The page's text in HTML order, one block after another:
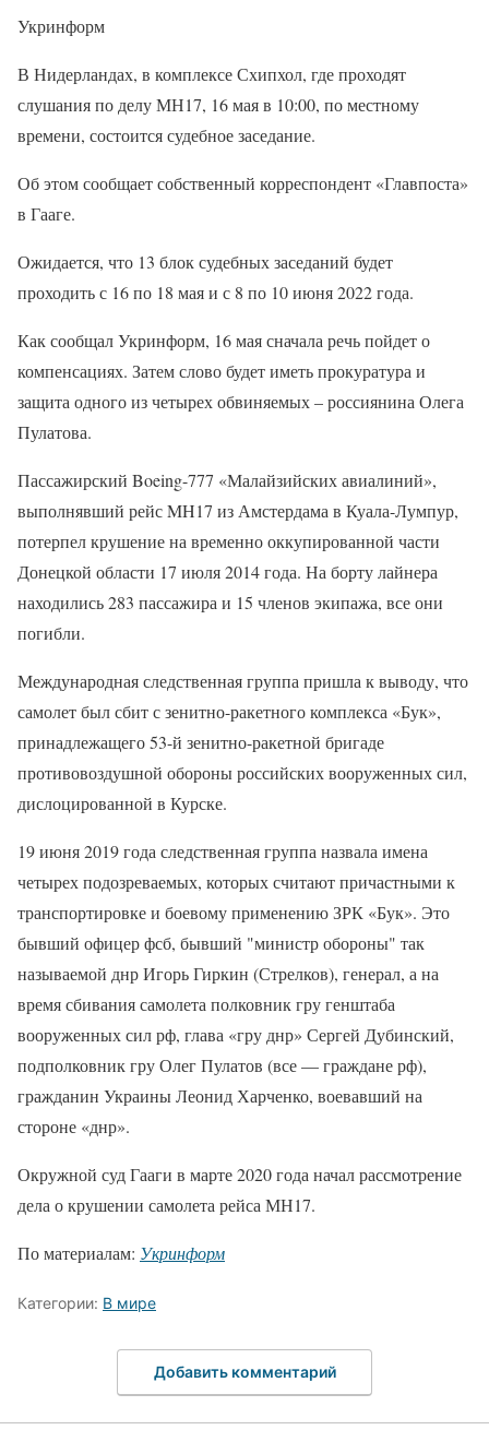
Укринформ
В Нидерландах, в комплексе Схипхол, где проходят
слушания по делу МН17, 16 мая в 10:00, по местному
времени, состоится судебное заседание.
Об этом сообщает собственный корреспондент «Главпоста»
в Гааге.
Ожидается, что 13 блок судебных заседаний будет
проходить с 16 по 18 мая и с 8 по 10 июня 2022 года.
Как сообщал Укринформ, 16 мая сначала речь пойдет о
компенсациях. Затем слово будет иметь прокуратура и
защита одного из четырех обвиняемых – россиянина Олега
Пулатова.
Пассажирский Boeing-777 «Малайзийских авиалиний»,
выполнявший рейс MH17 из Амстердама в Куала-Лумпур,
потерпел крушение на временно оккупированной части
Донецкой области 17 июля 2014 года. На борту лайнера
находились 283 пассажира и 15 членов экипажа, все они
погибли.
Международная следственная группа пришла к выводу, что
самолет был сбит с зенитно-ракетного комплекса «Бук»,
принадлежащего 53-й зенитно-ракетной бригаде
противовоздушной обороны российских вооруженных сил,
дислоцированной в Курске.
19 июня 2019 года следственная группа назвала имена
четырех подозреваемых, которых считают причастными к
транспортировке и боевому применению ЗРК «Бук». Это
бывший офицер фсб, бывший "министр обороны" так
называемой днр Игорь Гиркин (Стрелков), генерал, а на
время сбивания самолета полковник гру генштаба
вооруженных сил рф, глава «гру днр» Сергей Дубинский,
подполковник гру Олег Пулатов (все — граждане рф),
гражданин Украины Леонид Харченко, воевавший на
стороне «днр».
Окружной суд Гааги в марте 2020 года начал рассмотрение
дела о крушении самолета рейса МН17.
По материалам: Укринформ
Категории: В мире
Добавить комментарий